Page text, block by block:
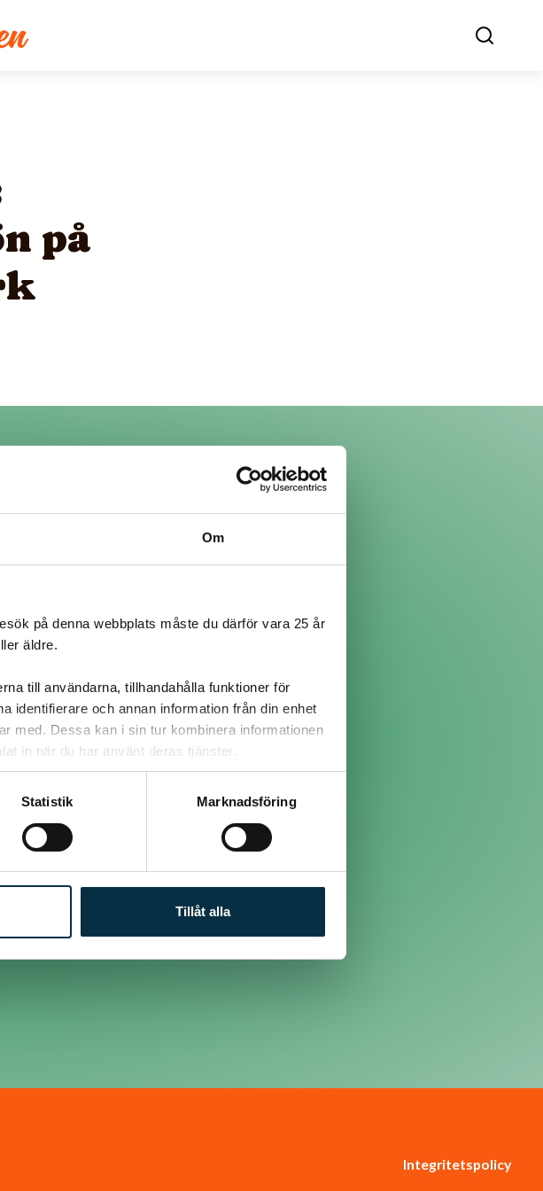
Om
på denna webbplats måste du därför vara 25 år
äldre.
till användarna, tillhandahålla funktioner för
identifierare och annan information från din enhet
med. Dessa kan i sin tur kombinera informationen
in när du har använt deras tjänster.
Statistik Marknadsföring
Tillåt alla
på
brända. Pensla då bullen med vatten och lägg
du bakar av bullarna. Fröet har då sugit till sig
Integritetspolicy